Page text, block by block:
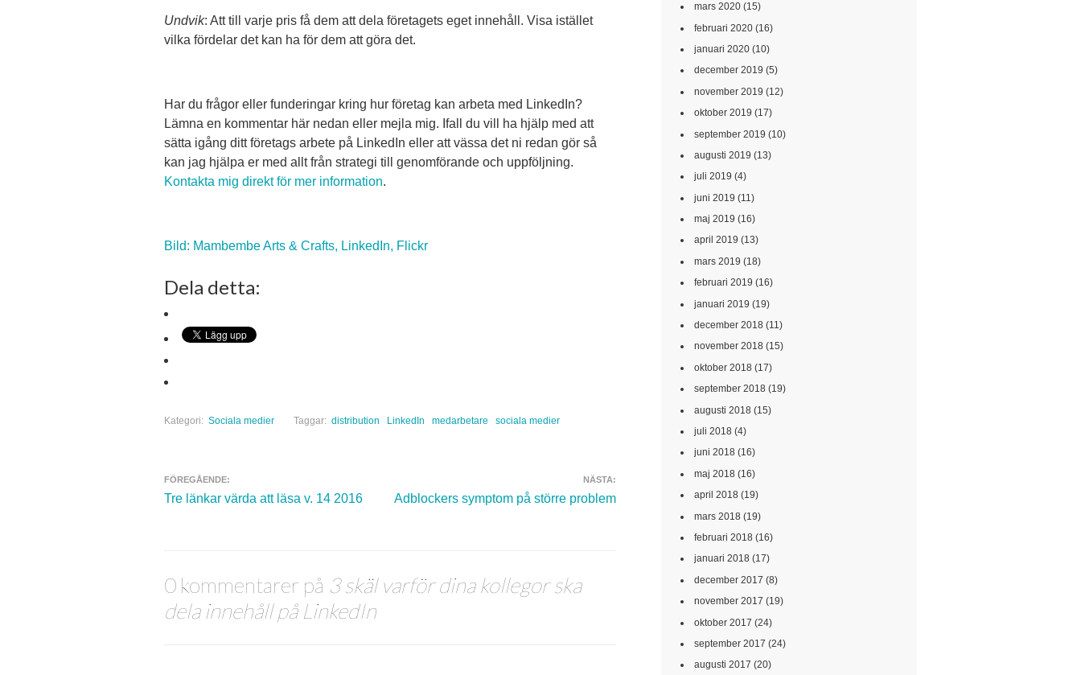
Undvik: Att till varje pris få dem att dela företagets eget innehåll. Visa istället
vilka fördelar det kan ha för dem att göra det.
Har du frågor eller funderingar kring hur företag kan arbeta med LinkedIn?
Lämna en kommentar här nedan eller mejla mig. Ifall du vill ha hjälp med att
sätta igång ditt företags arbete på LinkedIn eller att vässa det ni redan gör så
kan jag hjälpa er med allt från strategi till genomförande och uppföljning.
Kontakta mig direkt för mer information.
Bild: Mambembe Arts & Crafts, LinkedIn, Flickr
Dela detta:
Kategori: Sociala medier Taggar: distribution LinkedIn medarbetare sociala medier
Navigera inlägg
FÖREGÅENDE:
Tre länkar värda att läsa v. 14 2016
NÄSTA:
Adblockers symptom på större problem
0 kommentarer på 3 skäl varför dina kollegor ska
dela innehåll på LinkedIn
mars 2020(15)
februari 2020(16)
januari 2020(10)
december 2019 (5)
november 2019 (12)
oktober 2019 (17)
september 2019 (10)
augusti 2019 (13)
juli 2019 (4)
juni 2019 (11)
maj 2019 (16)
april 2019 (13)
mars 2019 (18)
februari 2019 (16)
januari 2019 (19)
december 2018(11)
november 2018(15)
oktober 2018(17)
september 2018(19)
augusti 2018(15)
juli 2018(4)
juni 2018(16)
maj 2018(16)
april 2018(19)
mars 2018(19)
februari 2018(16)
januari 2018(17)
december 2017 (8)
november 2017 (19)
oktober 2017 (24)
september 2017 (24)
augusti 2017 (20)